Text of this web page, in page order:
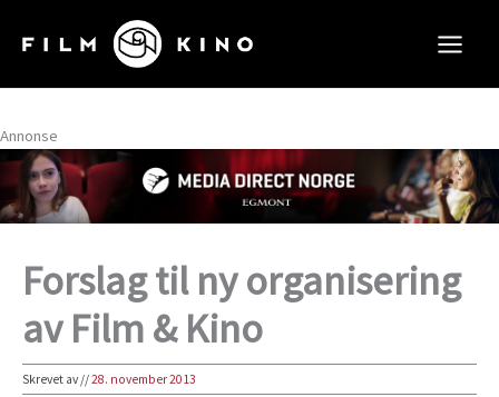
rett
innholdet
Annonse
Forslag til ny organisering
av Film & Kino
Skrevet av//28. november 2013